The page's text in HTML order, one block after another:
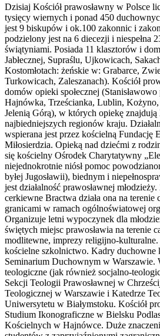
Dzisiaj Kościół prawosławny w Polsce
tysięcy wiernych i ponad 450
jest 9 biskupów i ok.100 zakonnic i
podzielony jest na 6 diecezji i niespełna
świątyniami. Posiada 11 klasztorów i
Jabłecznej, Supraślu, Ujkowicach,
Kostomłotach: żeńskie w: Grabarce,
Turkowicach, Zaleszanach). Kościół
domów opieki społecznej (Stanisławowo
Hajnówka, Trześcianka, Lublin,
Jelenią Górą), w których opiekę znajdują
najbiedniejszych regionów kraju.
wspierana jest przez kościelną Fundację
Miłosierdzia. Opieką nad dziećmi z
się kościelny Ośrodek Charytatywny
niejednokrotnie niósł pomoc
byłej Jugosławii), biednym i
jest działalność prawosławnej
cerkiewne Bractwa działa ona na terenie
granicami w ramach ogólnoświatowej
Organizuje letni wypoczynek dla
świętych miejsc prawosławia na terenie
modlitewne, imprezy religijno-kulturalne.
kościelne szkolnictwo. Kadry duchowne
Seminarium Duchownym w Warszawie.
teologiczne (jak również socjalno-
Sekcji Teologii Prawosławnej w
Teologicznej w Warszawie i Katedrze
Uniwersytetu w Białymstoku. Kościół
Studium Ikonograficzne w Bielsku
Kościelnych w Hajnówce. Duże